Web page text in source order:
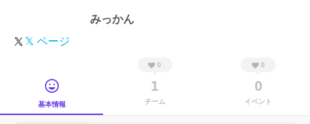
みっかん
𝕏 ページ
基本情報
0
1
チーム
0
0
イベント